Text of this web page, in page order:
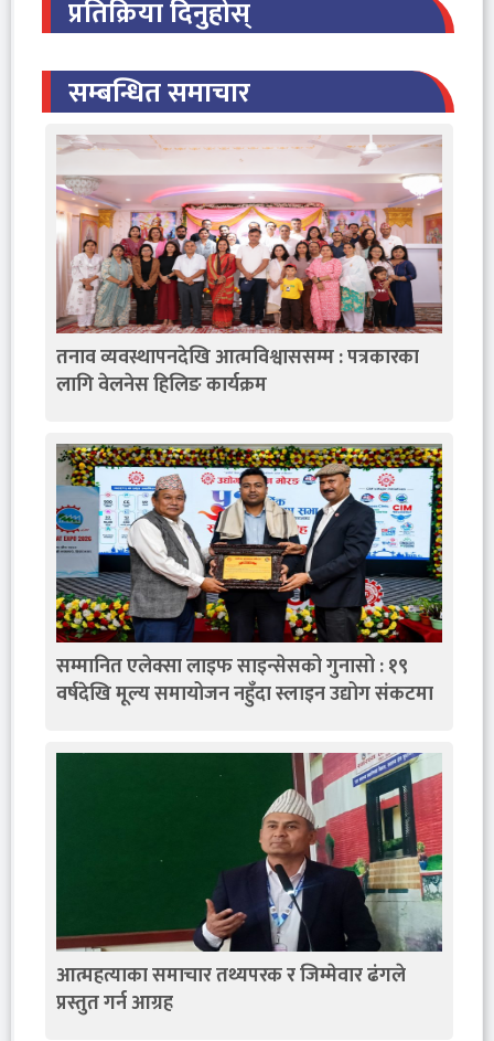
प्रतिक्रिया दिनुहोस्
सम्बन्धित समाचार
तनाव व्यवस्थापनदेखि आत्मविश्वाससम्म : पत्रकारका
लागि वेलनेस हिलिङ कार्यक्रम
सम्मानित एलेक्सा लाइफ साइन्सेसको गुनासो : १९
वर्षदेखि मूल्य समायोजन नहुँदा स्लाइन उद्योग संकटमा
आत्महत्याका समाचार तथ्यपरक र जिम्मेवार ढंगले
प्रस्तुत गर्न आग्रह